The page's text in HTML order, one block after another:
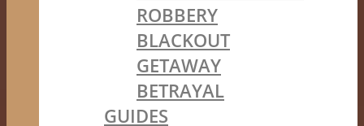
ROBBERY
BLACKOUT
GETAWAY
BETRAYAL
GUIDES